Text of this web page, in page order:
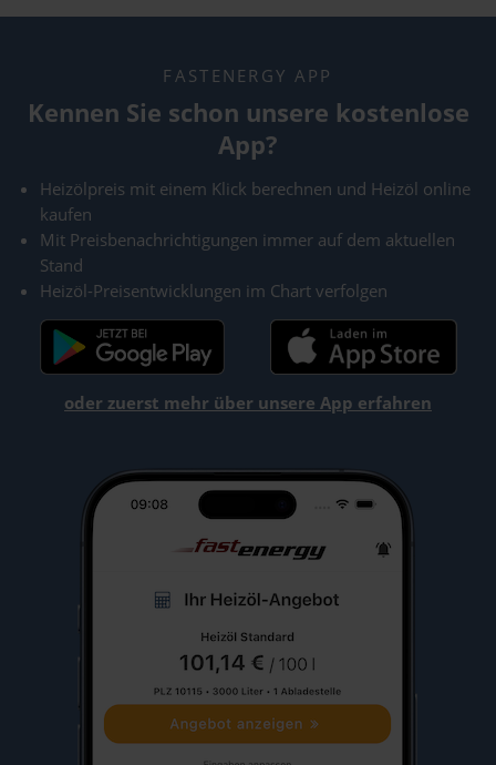
FASTENERGY APP
Kennen Sie schon unsere kostenlose
App?
Heizölpreis mit einem Klick berechnen und Heizöl online
kaufen
Mit Preisbenachrichtigungen immer auf dem aktuellen
Stand
Heizöl-Preisentwicklungen im Chart verfolgen
oder zuerst mehr über unsere App erfahren